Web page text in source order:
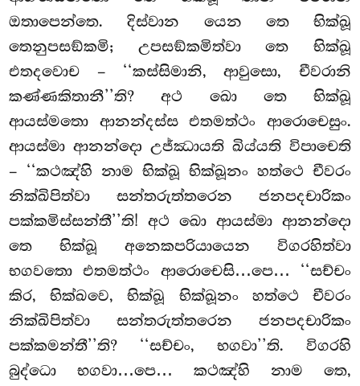
ඔතාපෙන්තෙ. දිස්වාන යෙන තෙ භික්ඛූ
තෙනුපසඞ්කමි; උපසඞ්කමිත්වා තෙ භික්ඛූ
එතදවොච – ‘‘කස්සිමානි, ආවුසො, චීවරානි
කණ්ණකිතානී’’ති? අථ ඛො තෙ භික්ඛූ
ආයස්මතො ආනන්දස්ස එතමත්ථං ආරොචෙසුං.
ආයස්මා ආනන්දො උජ්ඣායති ඛිය්යති විපාචෙති
– ‘‘කථඤ්හි නාම භික්ඛූ භික්ඛූනං හත්ථෙ චීවරං
නික්ඛිපිත්වා සන්තරුත්තරෙන ජනපදචාරිකං
පක්කමිස්සන්තී’’ති! අථ ඛො ආයස්මා ආනන්දො
තෙ භික්ඛූ අනෙකපරියායෙන විගරහිත්වා
භගවතො එතමත්ථං ආරොචෙසි…පෙ… ‘‘සච්චං
කිර, භික්ඛවෙ, භික්ඛූ භික්ඛූනං හත්ථෙ චීවරං
නික්ඛිපිත්වා සන්තරුත්තරෙන ජනපදචාරිකං
පක්කමන්තී’’ති? ‘‘සච්චං, භගවා’’ති. විගරහි
බුද්ධො භගවා…පෙ… කථඤ්හි නාම තෙ,